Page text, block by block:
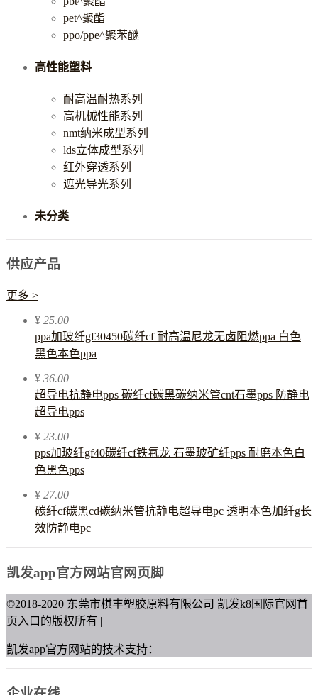
pet^聚酯
ppo/ppe^聚苯醚
高性能塑料
耐高温耐热系列
高机械性能系列
nmt纳米成型系列
lds立体成型系列
红外穿透系列
遮光导光系列
未分类
供应产品
更多 >
¥ 25.00
ppa加玻纤gf30450碳纤cf 耐高温尼龙无卤阻燃ppa 白色
黑色本色ppa
¥ 36.00
超导电抗静电pps 碳纤cf碳黑碳纳米管cnt石墨pps 防静电
超导电pps
¥ 23.00
pps加玻纤gf40碳纤cf铁氟龙 石墨玻矿纤pps 耐磨本色白
色黑色pps
¥ 27.00
碳纤cf碳黑cd碳纳米管抗静电超导电pc 透明本色加纤g长
效防静电pc
凯发app官方网站官网页脚
©2018-2020 东莞市棋丰塑胶原料有限公司 凯发k8国际官网首
页入口的版权所有 |
凯发app官方网站的技术支持：